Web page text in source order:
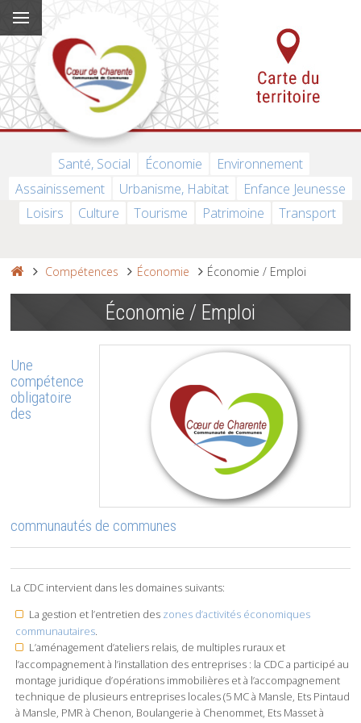
Santé, Social Économie
Environnement
Assainissement
Urbanisme, Habitat
Enfance Jeunesse
Loisirs
Culture Tourisme Patrimoine Transport
Compétences Économie Économie / Emploi
Économie / Emploi
Une
compétence
obligatoire
des
communautés de communes
La CDC intervient dans les domaines suivants:
La gestion et l’entretien des zones d’activités économiques
communautaires.
L’aménagement d’ateliers relais, de multiples ruraux et
l’accompagnement à l’installation des entreprises : la CDC a participé au
montage juridique d’opérations immobilières et à l’accompagnement
technique de plusieurs entreprises locales (5 MC à Mansle, Ets Pintaud
à Mansle, PMR à Chenon, Boulangerie à Chenommet, Ets Masset à